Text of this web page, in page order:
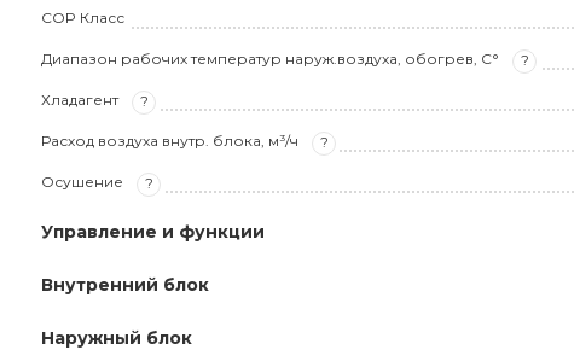
COP Класс
Диапазон рабочих температур наруж.воздуха, обогрев, С° ?
Хладагент ?
Расход воздуха внутр. блока, м³/ч ?
Осушение ?
Управление и функции
Внутренний блок
Наружный блок